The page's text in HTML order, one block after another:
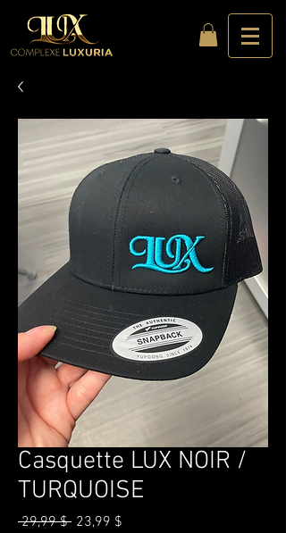
Casquette LUX NOIR /
TURQUOISE
29,99 $ Prix
23,99 $